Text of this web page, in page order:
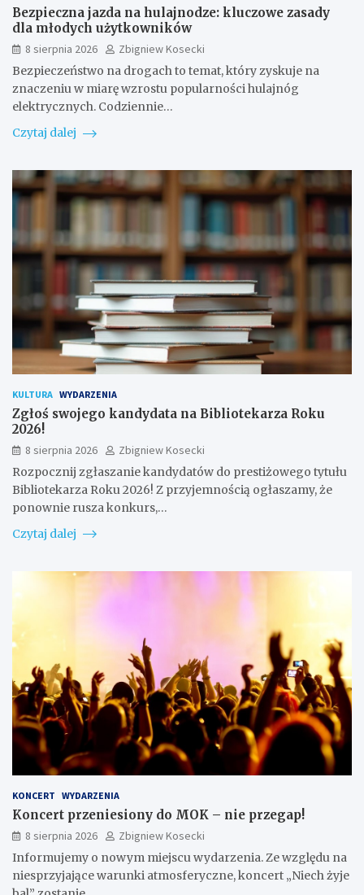
Bezpieczna jazda na hulajnodze: kluczowe zasady
dla młodych użytkowników
8 sierpnia 2026
Zbigniew Kosecki
Bezpieczeństwo na drogach to temat, który zyskuje na
znaczeniu w miarę wzrostu popularności hulajnóg
elektrycznych. Codziennie…
Czytaj dalej
KULTURA WYDARZENIA
Zgłoś swojego kandydata na Bibliotekarza Roku
2026!
8 sierpnia 2026
Zbigniew Kosecki
Rozpocznij zgłaszanie kandydatów do prestiżowego tytułu
Bibliotekarza Roku 2026! Z przyjemnością ogłaszamy, że
ponownie rusza konkurs,…
Czytaj dalej
KONCERT WYDARZENIA
Koncert przeniesiony do MOK – nie przegap!
8 sierpnia 2026
Zbigniew Kosecki
Informujemy o nowym miejscu wydarzenia. Ze względu na
niesprzyjające warunki atmosferyczne, koncert „Niech żyje